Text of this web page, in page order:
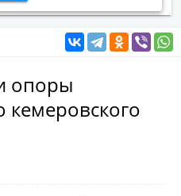
опоры